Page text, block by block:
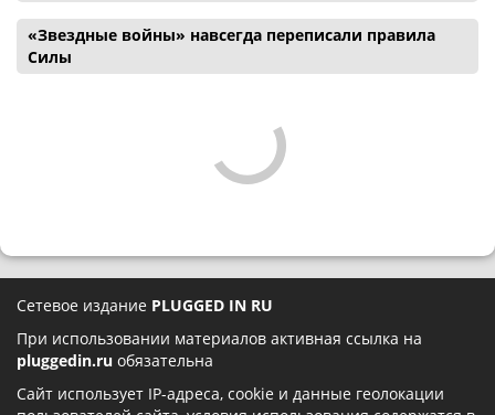
«Звездные войны» навсегда переписали правила
Силы
Сетевое издание PLUGGED IN RU
При использовании материалов активная ссылка на
pluggedin.ru обязательна
Сайт использует IP-адреса, cookie и данные геолокации